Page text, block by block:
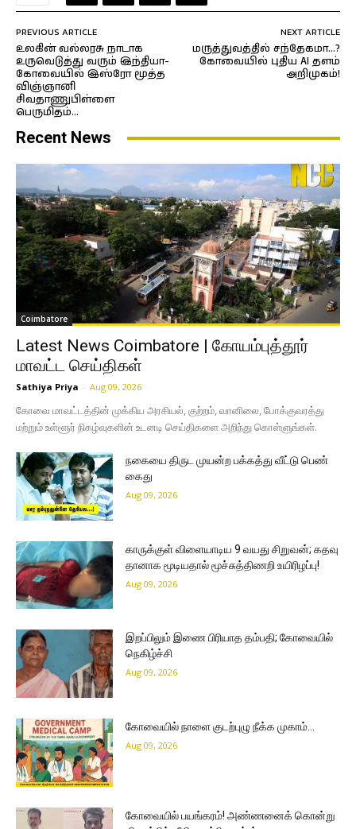
PREVIOUS ARTICLE
உலகின் வல்லரசு நாடாக
உருவெடுத்து வரும் இந்தியா-
கோவையில் இஸ்ரோ மூத்த
விஞ்ஞானி
சிவதாணுபிள்ளை
பெருமிதம்…
NEXT ARTICLE
மருத்துவத்தில் சந்தேகமா…?
கோவையில் புதிய AI தளம்
அறிமுகம்!
Recent News
Coimbatore
Latest News Coimbatore | கோயம்புத்தூர்
மாவட்ட செய்திகள்
Sathiya Priya - Aug 09, 2026
கோவை மாவட்டத்தின் முக்கிய அரசியல், குற்றம், வானிலை, போக்குவரத்து
மற்றும் உள்ளூர் நிகழ்வுகளின் உடனடி செய்திகளை அறிந்து கொள்ளுங்கள்.
நகையை திருட முயன்ற பக்கத்து வீட்டு பெண்
கைது
Aug 09, 2026
காருக்குள் விளையாடிய 9 வயது சிறுவன்; கதவு
தானாக மூடியதால் மூச்சுத்திணறி உயிரிழப்பு!
Aug 09, 2026
இறப்பிலும் இணை பிரியாத தம்பதி; கோவையில்
நெகிழ்ச்சி
Aug 09, 2026
கோவையில் நாளை குடற்புழு நீக்க முகாம்…
Aug 09, 2026
கோவையில் பயங்கரம்! அண்ணனைக் கொன்று